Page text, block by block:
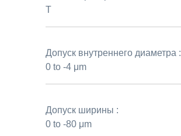
T
Допуск внутреннего диаметра :
0 to -4 μm
Допуск ширины :
0 to -80 μm